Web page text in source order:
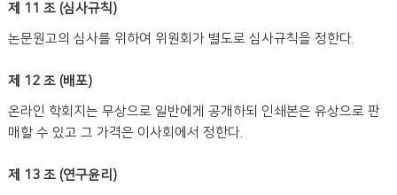
제 11 조 (심사규칙)
논문원고의 심사를 위하여 위원회가 별도로 심사규칙을 정한다.
제 12 조 (배포)
온라인 학회지는 무상으로 일반에게 공개하되 인쇄본은 유상으로 판
매할 수 있고 그 가격은 이사회에서 정한다.
제 13 조 (연구윤리)